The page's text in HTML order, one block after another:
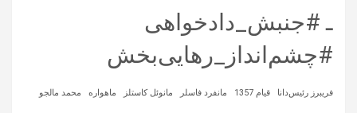
ـ #جنبش_دادخواهی
#چشم‌انداز_رهایی‌بخش
فریبرز رئیس‌دانا قیام 1357 مانفرد فاسلر مانوئل کاستلز ماهواره‌ محمد مالجو